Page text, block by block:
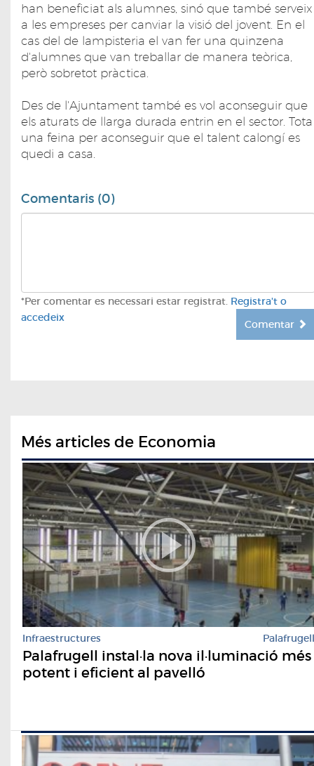
han beneficiat als alumnes, sinó que també serveix
a les empreses per canviar la visió del jovent. En el
cas del de lampisteria el van fer una quinzena
d'alumnes que van treballar de manera teòrica,
però sobretot pràctica.
Des de l'Ajuntament també es vol aconseguir que
els aturats de llarga durada entrin en el sector. Tota
una feina per aconseguir que el talent calongí es
quedi a casa.
Comentaris (0)
*Per comentar es necessari estar registrat. Registra't o
accedeix
Comentar
Més articles de Economia
Infraestructures Palafrugell
Palafrugell instal·la nova il·luminació més
potent i eficient al pavelló